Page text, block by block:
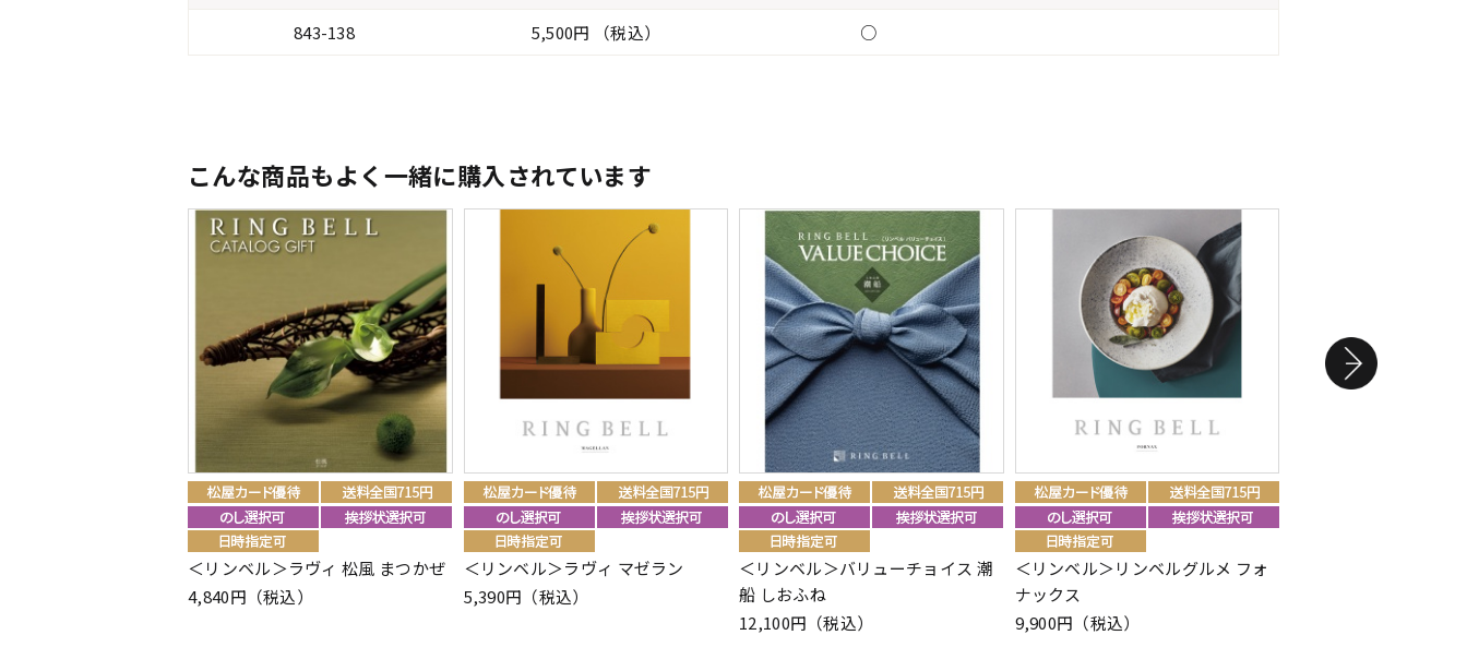
843-138
5,500円 （税込） ○
こんな商品もよく一緒に購入されています
＜リンベル＞ラヴィ 松風 まつかぜ
4,840円（税込）
＜リンベル＞ラヴィ マゼラン
5,390円（税込）
＜リンベル＞バリューチョイス 潮
船 しおふね
12,100円（税込）
＜リンベル＞リンベルグルメ フォ
ナックス
9,900円（税込）